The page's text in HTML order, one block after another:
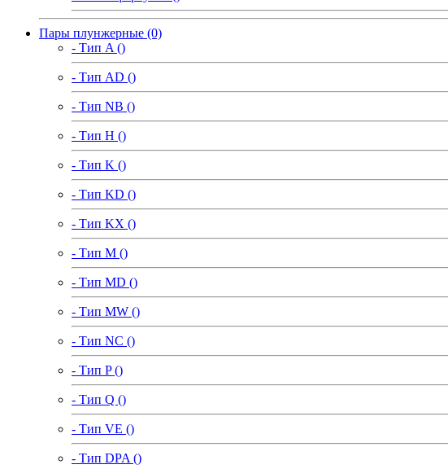
Пары плунжерные (0)
- Тип A ()
- Тип AD ()
- Тип NB ()
- Тип H ()
- Тип K ()
- Тип KD ()
- Тип KX ()
- Тип M ()
- Тип MD ()
- Тип MW ()
- Тип NC ()
- Тип P ()
- Тип Q ()
- Тип VE ()
- Тип DPA ()